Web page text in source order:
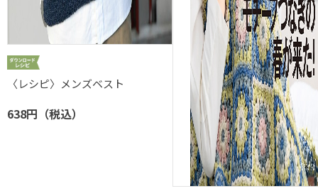
〈レシピ〉メンズベスト
638円（税込）